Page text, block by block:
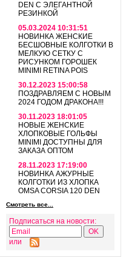
DEN С ЭЛЕГАНТНОЙ
РЕЗИНКОЙ
05.03.2024 10:31:51
НОВИНКА ЖЕНСКИЕ
БЕСШОВНЫЕ КОЛГОТКИ В
МЕЛКУЮ СЕТКУ С
РИСУНКОМ ГОРОШЕК
MINIMI RETINA POIS
30.12.2023 15:00:58
ПОЗДРАВЛЯЕМ С НОВЫМ
2024 ГОДОМ ДРАКОНА!!!
30.11.2023 18:01:05
НОВЫЕ ЖЕНСКИЕ
ХЛОПКОВЫЕ ГОЛЬФЫ
MINIMI ДОСТУПНЫ ДЛЯ
ЗАКАЗА ОПТОМ
28.11.2023 17:19:00
НОВИНКА АЖУРНЫЕ
КОЛГОТКИ ИЗ ХЛОПКА
OMSA CORSIA 120 DEN
Смотреть все...
Подписаться на новости:
или